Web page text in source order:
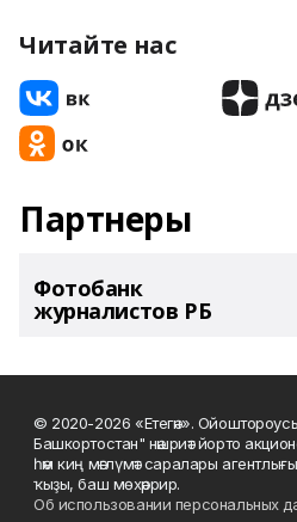
Читайте нас
Партнеры
Фотобанк
журналистов РБ
© 2020-2026 «Етегән».
Башкортостан" нәшриәт йорто
һәм киң мәғлүмәт саралары агентлығы.
ҡыҙы, баш мөхәррир.
Об использовании персональных